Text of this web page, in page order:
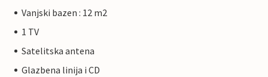
Vanjski bazen : 12 m2
1 TV
Satelitska antena
Glazbena linija i CD